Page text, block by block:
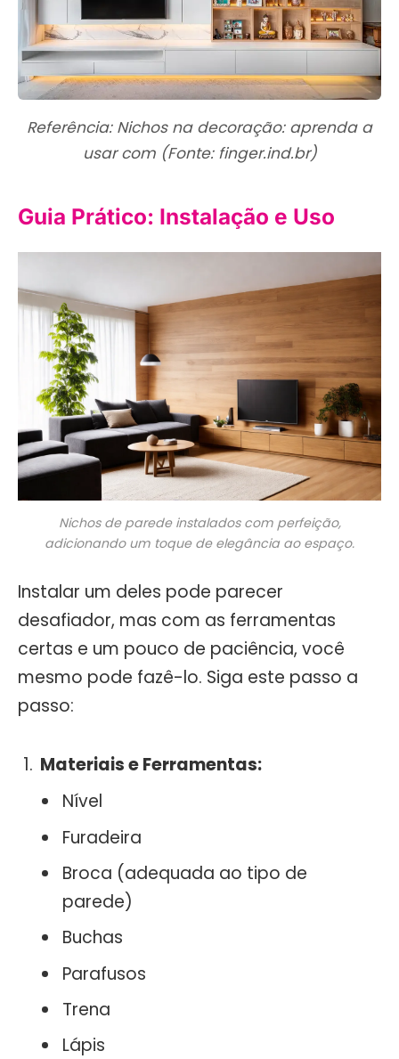
Referência: Nichos na decoração: aprenda a
usar com (Fonte: finger.ind.br)
Guia Prático: Instalação e Uso
Nichos de parede instalados com perfeição,
adicionando um toque de elegância ao espaço.
Instalar um deles pode parecer
desafiador, mas com as ferramentas
certas e um pouco de paciência, você
mesmo pode fazê-lo. Siga este passo a
passo:
Materiais e Ferramentas:
Nível
Furadeira
Broca (adequada ao tipo de
parede)
Buchas
Parafusos
Trena
Lápis